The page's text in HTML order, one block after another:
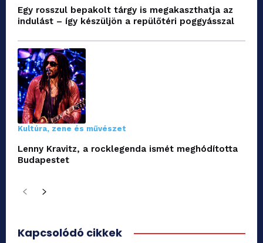
Egy rosszul bepakolt tárgy is megakaszthatja az
indulást – így készüljön a repülőtéri poggyásszal
Kultúra, zene és művészet
Lenny Kravitz, a rocklegenda ismét meghódította
Budapestet
Kapcsolódó cikkek